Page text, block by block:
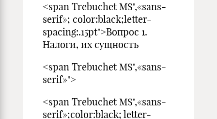
<span Trebuchet MS",«sans-
serif»; color:black;letter-
spacing:.15pt">Вопрос 1.
Налоги, их сущность
<span Trebuchet MS",«sans-
serif»">
<span Trebuchet MS",«sans-
serif»;color:black; letter-